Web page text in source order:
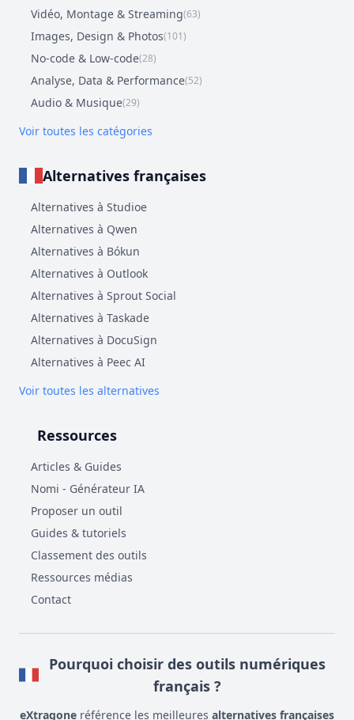
Vidéo, Montage & Streaming(63)
Images, Design & Photos(101)
No-code & Low-code(28)
Analyse, Data & Performance(52)
Audio & Musique(29)
Voir toutes les catégories
Alternatives françaises
Alternatives à Studioe
Alternatives à Qwen
Alternatives à Bókun
Alternatives à Outlook
Alternatives à Sprout Social
Alternatives à Taskade
Alternatives à DocuSign
Alternatives à Peec AI
Voir toutes les alternatives
Ressources
Articles & Guides
Nomi - Générateur IA
Proposer un outil
Guides & tutoriels
Classement des outils
Ressources médias
Contact
Pourquoi choisir des outils numériques
français ?
eXtragone référence les meilleures alternatives françaises